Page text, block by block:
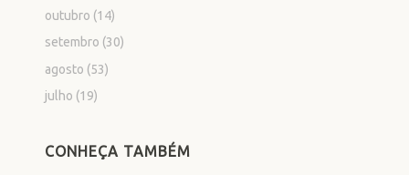
outubro (14)
setembro (30)
agosto (53)
julho (19)
CONHEÇA TAMBÉM